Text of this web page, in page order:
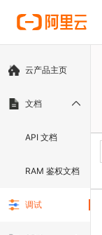
云产品主页
文档
API 文档
RAM 鉴权文档
调试